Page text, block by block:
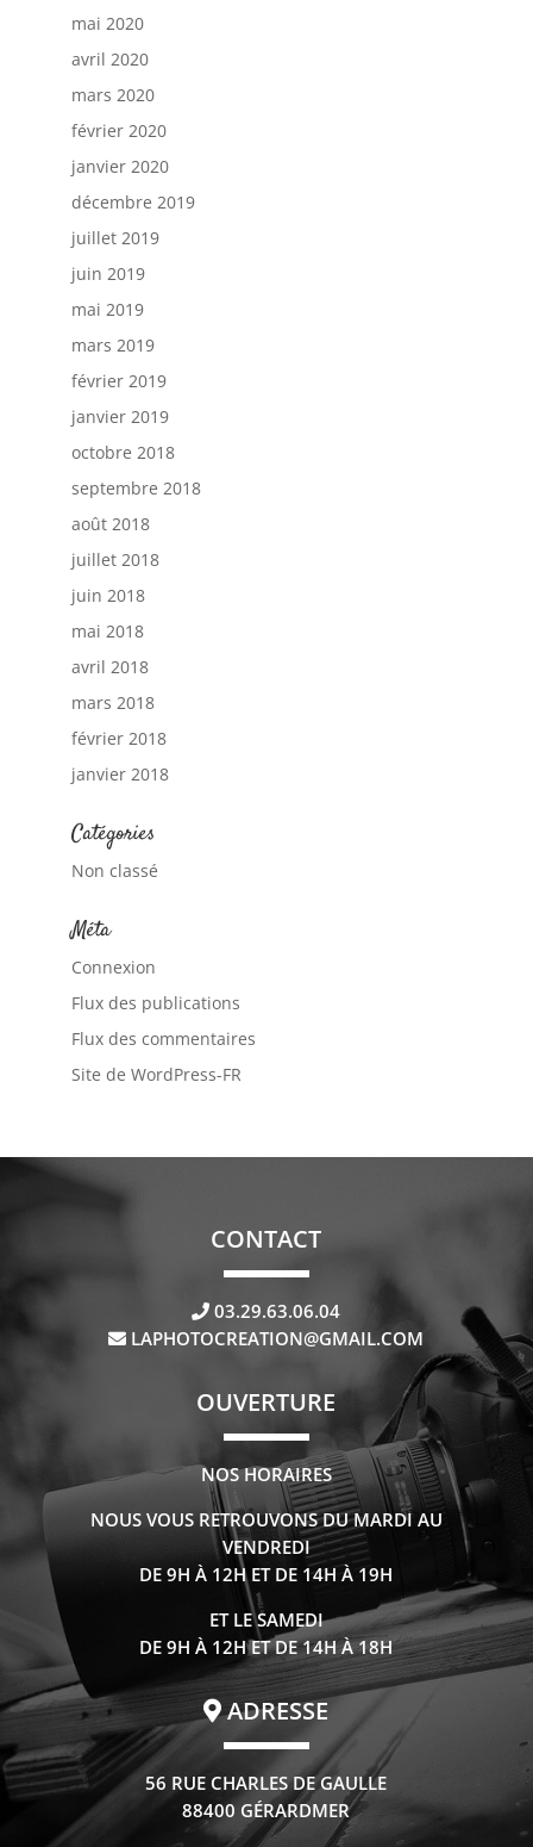
mai 2020
avril 2020
mars 2020
février 2020
janvier 2020
décembre 2019
juillet 2019
juin 2019
mai 2019
mars 2019
février 2019
janvier 2019
octobre 2018
septembre 2018
août 2018
juillet 2018
juin 2018
mai 2018
avril 2018
mars 2018
février 2018
janvier 2018
Catégories
Non classé
Méta
Connexion
Flux des publications
Flux des commentaires
Site de WordPress-FR
CONTACT
03.29.63.06.04
LAPHOTOCREATION@GMAIL.COM
OUVERTURE
NOS HORAIRES
NOUS VOUS RETROUVONS DU MARDI AU
VENDREDI
DE 9H À 12H ET DE 14H À 19H
ET LE SAMEDI
DE 9H À 12H ET DE 14H À 18H
ADRESSE
56 RUE CHARLES DE GAULLE
88400 GÉRARDMER